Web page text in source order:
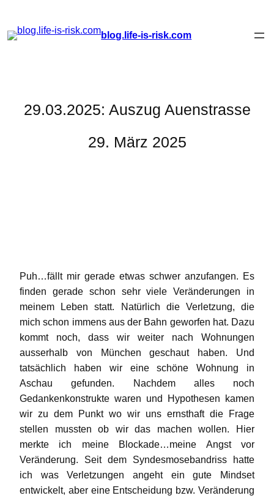
Zum
blog.life-is-risk.com
29.03.2025: Auszug Auenstrasse
29. März 2025
Puh…fällt mir gerade etwas schwer anzufangen. Es
finden gerade schon sehr viele Veränderungen in
meinem Leben statt. Natürlich die Verletzung, die
mich schon immens aus der Bahn geworfen hat. Dazu
kommt noch, dass wir weiter nach Wohnungen
ausserhalb von München geschaut haben. Und
tatsächlich haben wir eine schöne Wohnung in
Aschau gefunden. Nachdem alles noch
Gedankenkonstrukte waren und Hypothesen kamen
wir zu dem Punkt wo wir uns ernsthaft die Frage
stellen mussten ob wir das machen wollen. Hier
merkte ich meine Blockade…meine Angst vor
Veränderung. Seit dem Syndesmosebandriss hatte
ich was Verletzungen angeht ein gute Mindset
entwickelt, aber eine Entscheidung bzw. Veränderung